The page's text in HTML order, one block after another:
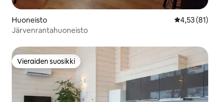
Huoneisto
4,53 (81)
Järvenrantahuoneisto
Vieraiden suosikki
Vieraiden suosikki